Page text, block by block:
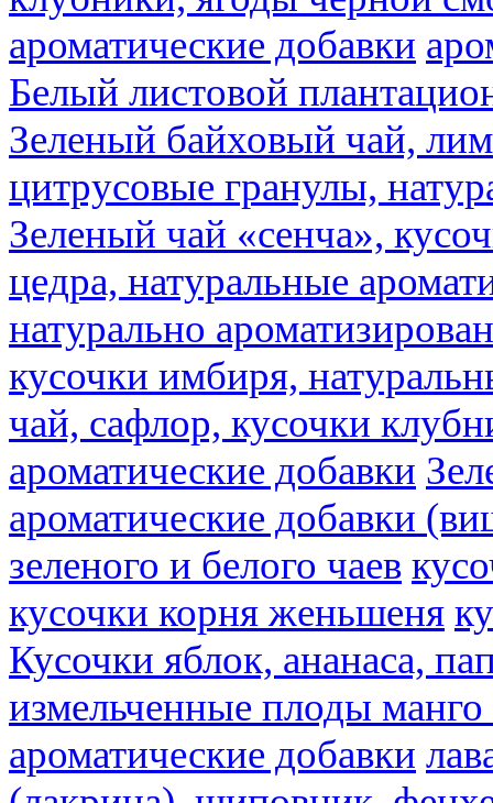
ароматические добавки
Белый листовой
Зеленый байховый чай,
цитрусовые гранулы,
Зеленый чай «сенча»,
цедра, натуральные
натурально
кусочки имбиря,
чай, сафлор, кусочки
ароматические добавки
ароматические добавки
зеленого и белого чаев
кусочки корня женьшеня
Кусочки яблок, ананаса,
измельченные плоды
ароматические добавки